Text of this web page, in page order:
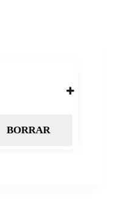
BORRAR